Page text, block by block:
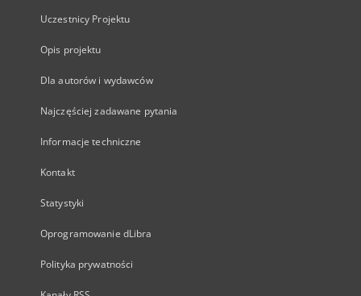
Uczestnicy Projektu
Opis projektu
Dla autorów i wydawców
Najczęściej zadawane pytania
Informacje techniczne
Kontakt
Statystyki
Oprogramowanie dLibra
Polityka prywatności